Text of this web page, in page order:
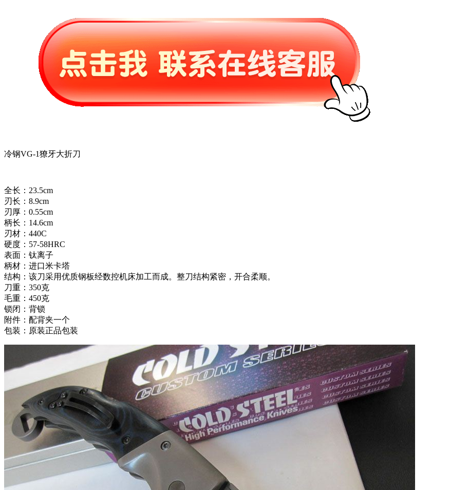
冷钢VG-1獠牙大折刀
全长：23.5cm
刃长：8.9cm
刃厚：0.55cm
柄长：14.6cm
刃材：440C
硬度：57-58HRC
表面：钛离子
柄材：进口米卡塔
结构：该刀采用优质钢板经数控机床加工而成。整刀结构紧密，开合柔顺。
刀重：350克
毛重：450克
锁闭：背锁
附件：配背夹一个
包装：原装正品包装